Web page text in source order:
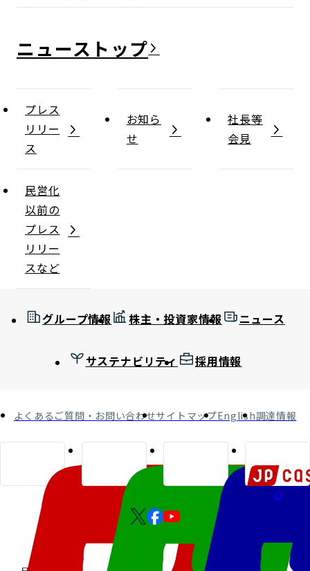
ニュース
プレス
リリー
ス
お知ら
せ
社長等
会見
民営化
以前の
プレス
リリー
スなど
グループ情報 株主・投資家情報 ニュース
サステナビリティ 採用情報
よくあるご質問・お問い合わせサイトマップEnglish調達情報